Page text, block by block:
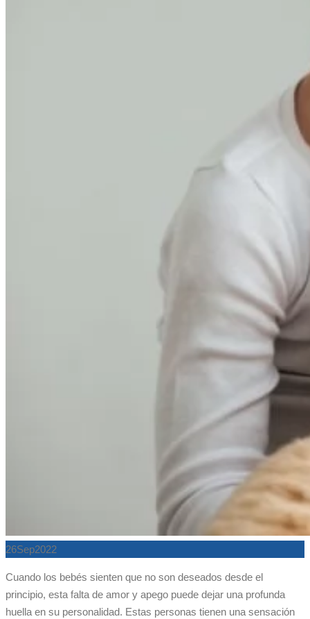
26Sep2022
Cuando los bebés sienten que no son deseados desde el
principio, esta falta de amor y apego puede dejar una profunda
huella en su personalidad. Estas personas tienen una sensación